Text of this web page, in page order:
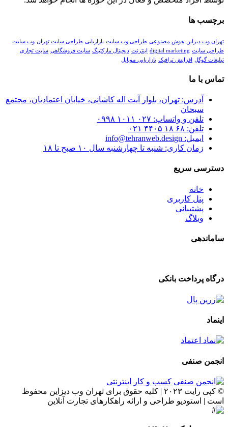
برچسب ها
تهران وب دیزاین هوش مصنوعی طراحی وب سایت بازاریابی طراحی سایت تهران وب سایت
طراحی سایت digital marketing اینترنت دیجیتال مارکتینگ سایت فروشگاهی سایت تجاری
تبلیغات گوگل
افزایش ترافیک بازاریابی موبایل
تماس با ما
آدرس: تهران، بلوار آیت اله کاشانی، خیابان اعتمادیان، مجتمع
سبحان
تلفن و واتساپ: ۰۲۷ ۱۰۱۱ ۰۹۹۸
تلفن: ۶۸ ۱۸ ۴۴۰۵ ۰۲۱
ایمیل: info@tehranweb.design
زمان کاری: شنبه تا چهارشنبه سال ۱۰ صبح تا ۱۸
دسترسی سریع
خانه
پنل کاربری
پشتیبانی
وبلاگ
ساماندهی
درگاه پرداخت بانکی
اینماد
انجمن صنفی
© کپی رایت ۲۰۲۳ | کلیه حقوق برای تهران وب دیزاین محفوظ
است | استودیو طراحی و ارائه راهکارهای تجارت آنلاین